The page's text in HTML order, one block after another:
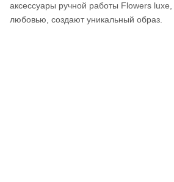
аксессуары ручной работы Flowers
любовью, создают уникальный образ.